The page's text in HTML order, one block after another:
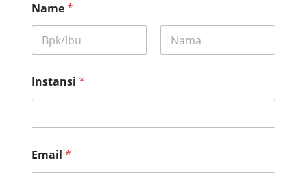
Name*
Instansi *
Email *